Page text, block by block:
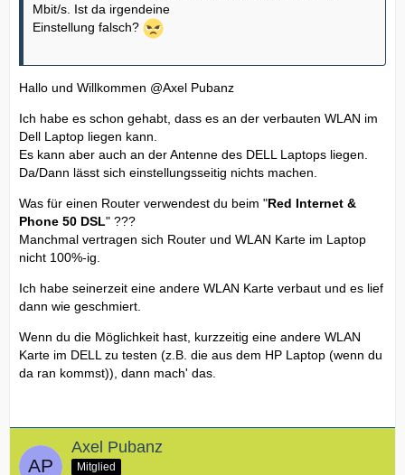
Mbit/s. Ist da irgendeine
Einstellung falsch?
Hallo und Willkommen @Axel Pubanz
Ich habe es schon gehabt, dass es an der verbauten WLAN im
Dell Laptop liegen kann.
Es kann aber auch an der Antenne des DELL Laptops liegen.
Da/Dann lässt sich einstellungsseitig nichts machen.
Was für einen Router verwendest du beim "Red Internet &
Phone 50 DSL" ???
Manchmal vertragen sich Router und WLAN Karte im Laptop
nicht 100%-ig.
Ich habe seinerzeit eine andere WLAN Karte verbaut und es lief
dann wie geschmiert.
Wenn du die Möglichkeit hast, kurzzeitig eine andere WLAN
Karte im DELL zu testen (z.B. die aus dem HP Laptop (wenn du
da ran kommst)), dann mach' das.
Axel Pubanz
Mitglied